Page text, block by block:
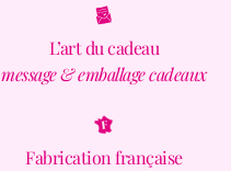
L’art du cadeau
message & emballage cadeaux
Fabrication française